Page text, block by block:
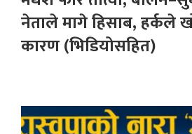
नेताले मागे हिसाब, हर्कले
कारण (भिडियोसहित)